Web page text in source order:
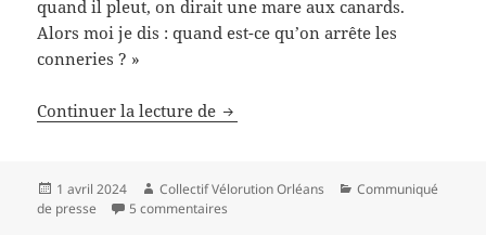
quand il pleut, on dirait une mare aux canards.
Alors moi je dis : quand est-ce qu’on arrête les
conneries ? »
Continuer la lecture de Urbanisme : Serge Grouard
Publié
le
1 avril 2024 Auteur
Collectif Vélorution Orléans Catégories
Communiqué
de presse
5 commentaires